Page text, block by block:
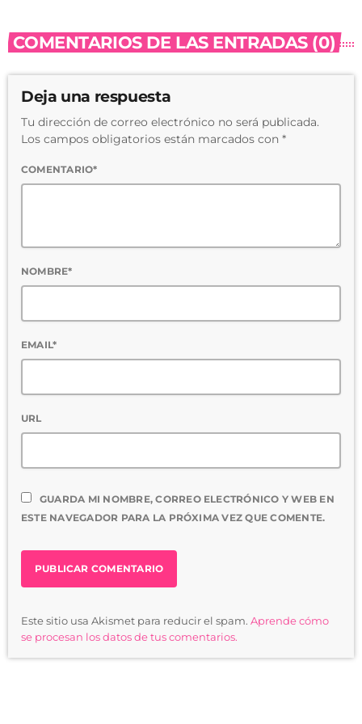
COMENTARIOS DE LAS ENTRADAS (0)
Deja una respuesta
Tu dirección de correo electrónico no será publicada.
Los campos obligatorios están marcados con *
COMENTARIO*
NOMBRE*
EMAIL*
URL
GUARDA MI NOMBRE, CORREO ELECTRÓNICO Y WEB EN
ESTE NAVEGADOR PARA LA PRÓXIMA VEZ QUE COMENTE.
Este sitio usa Akismet para reducir el spam. Aprende cómo
se procesan los datos de tus comentarios.